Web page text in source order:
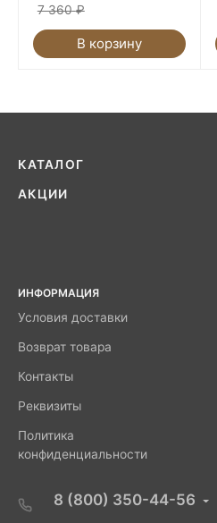
7 360 ₽
В корзину
КАТАЛОГ
АКЦИИ
ИНФОРМАЦИЯ
Условия доставки
Возврат товара
Контакты
Реквизиты
Политика
конфиденциальности
8 (800) 350-44-56